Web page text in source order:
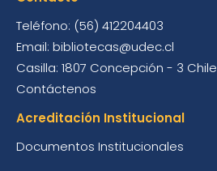
Teléfono: (56) 412204403
Email: bibliotecas@udec.cl
Casilla: 1807 Concepción - 3 Chile
Contáctenos
Acreditación Institucional
Documentos Institucionales